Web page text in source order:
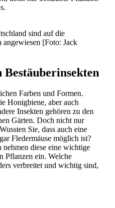
sind auf die
angewiesen [Foto: Jack
Farben und Formen.
Honigbiene, aber auch
Insekten gehören zu den
Gärten. Doch nicht nur
Sie, dass auch eine
Fledermäuse möglich ist?
nehmen diese eine wichtige
Pflanzen ein. Welche
verbreitet und wichtig sind,